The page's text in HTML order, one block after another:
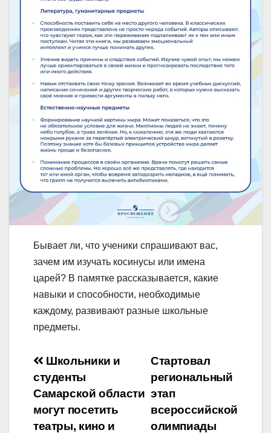
Бывает ли, что ученики спрашивают вас,
зачем им изучать косинусы или имена
царей? В памятке рассказывается, какие
навыки и способности, необходимые
каждому, развивают разные школьные
предметы.
Навигация
по
записям
Стартовал
региональный
этап
всероссийской
олимпиады
Школьники и
студенты
Самарской области
могут посетить
театры, кино и